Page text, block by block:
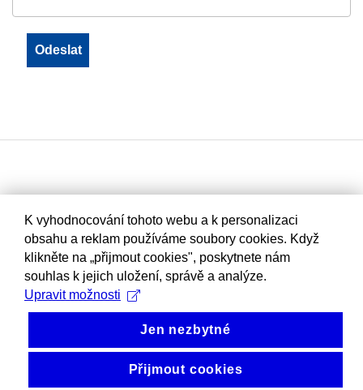
K vyhodnocování tohoto webu a k personalizaci
obsahu a reklam používáme soubory cookies. Když
klikněte na „přijmout cookies", poskytnete nám
souhlas k jejich uložení, správě a analýze.
Upravit možnosti
Jen nezbytné
Přijmout cookies